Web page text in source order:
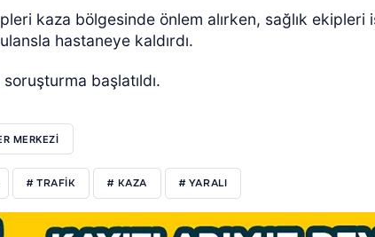
kaza bölgesinde önlem alırken, sağlık ekipleri
hastaneye kaldırdı.
başlatıldı.
MERKEZİ
# TRAFİK # KAZA # YARALI